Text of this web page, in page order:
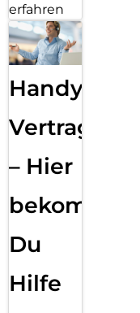
erfahren
Handy
– Hier
bekommst
Du
Hilfe